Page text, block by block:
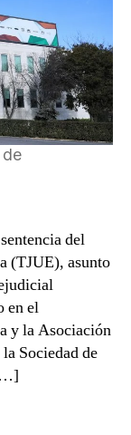
derecho
de
remuneración
(Asunto
Atresmedia
v.
AGEDI
&
de
del
(TJUE), asunto
en el
y la Asociación
Sociedad de